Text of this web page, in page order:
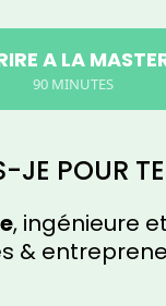
A LA
90 MINUTES
JE POUR
, ingénieure
&